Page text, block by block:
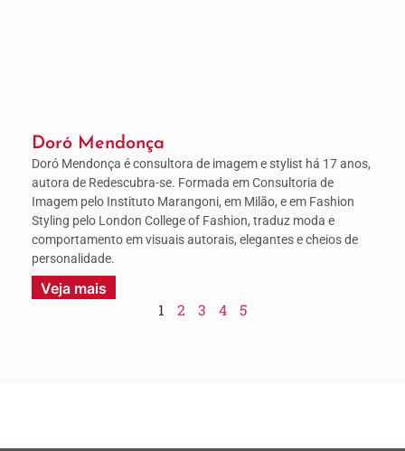
Doró Mendonça
Doró Mendonça é consultora de imagem e stylist há 17 anos,
autora de Redescubra-se. Formada em Consultoria de
Imagem pelo Instituto Marangoni, em Milão, e em Fashion
Styling pelo London College of Fashion, traduz moda e
comportamento em visuais autorais, elegantes e cheios de
personalidade.
Veja mais
1 2 3 4 5